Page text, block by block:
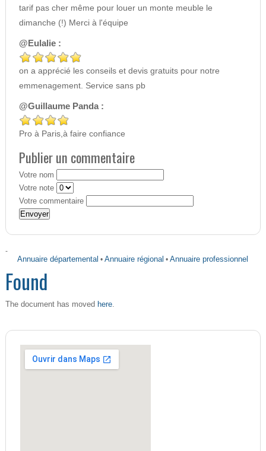
tarif pas cher même pour louer un monte meuble le
dimanche (!) Merci à l'équipe
@Eulalie :
on a apprécié les conseils et devis gratuits pour notre
emmenagement. Service sans pb
@Guillaume Panda :
Pro à Paris,à faire confiance
Publier un commentaire
Votre nom
Votre note
Votre commentaire
-
Annuaire départemental •Annuaire régional •Annuaire professionnel
Found
The document has moved here.